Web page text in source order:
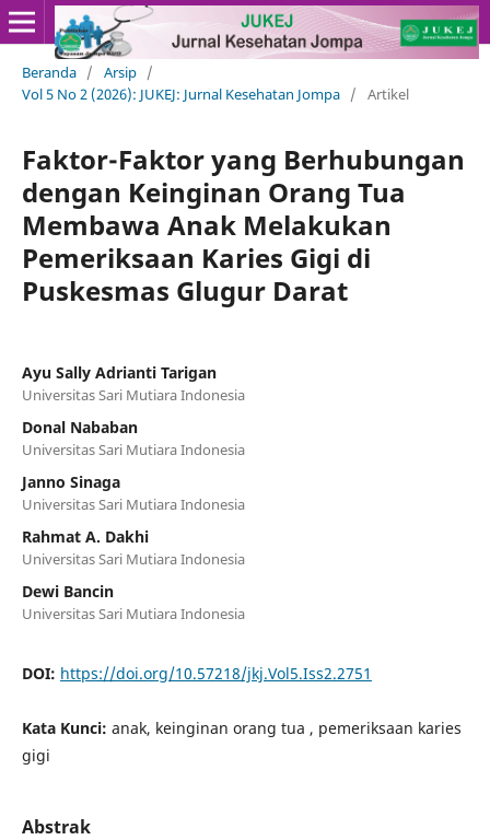
Beranda / Arsip /
Vol 5 No 2 (2026): JUKEJ: Jurnal Kesehatan Jompa / Artikel
Faktor-Faktor yang Berhubungan
dengan Keinginan Orang Tua
Membawa Anak Melakukan
Pemeriksaan Karies Gigi di
Puskesmas Glugur Darat
Ayu Sally Adrianti Tarigan
Universitas Sari Mutiara Indonesia
Donal Nababan
Universitas Sari Mutiara Indonesia
Janno Sinaga
Universitas Sari Mutiara Indonesia
Rahmat A. Dakhi
Universitas Sari Mutiara Indonesia
Dewi Bancin
Universitas Sari Mutiara Indonesia
DOI: https://doi.org/10.57218/jkj.Vol5.Iss2.2751
Kata Kunci: anak, keinginan orang tua , pemeriksaan karies
gigi
Abstrak